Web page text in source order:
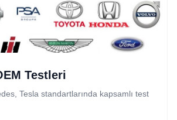
Testleri
Tesla standartlarında kapsamlı test